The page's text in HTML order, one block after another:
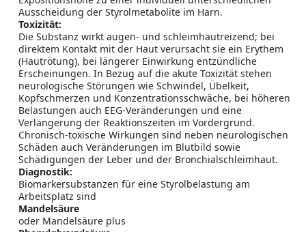
Ausscheidung der Styrolmetabolite im Harn.
Toxizität:
Die Substanz wirkt augen- und schleimhautreizend; bei
direktem Kontakt mit der Haut verursacht sie ein Erythem
(Hautrötung), bei längerer Einwirkung entzündliche
Erscheinungen. In Bezug auf die akute Toxizität stehen
neurologische Störungen wie Schwindel, Übelkeit,
Kopfschmerzen und Konzentrationsschwäche, bei höheren
Belastungen auch EEG-Veränderungen und eine
Verlängerung der Reaktionszeiten im Vordergrund.
Chronisch-toxische Wirkungen sind neben neurologischen
Schäden auch Veränderungen im Blutbild sowie
Schädigungen der Leber und der Bronchialschleimhaut.
Diagnostik:
Biomarkersubstanzen für eine Styrolbelastung am
Arbeitsplatz sind
Mandelsäure
oder Mandelsäure plus